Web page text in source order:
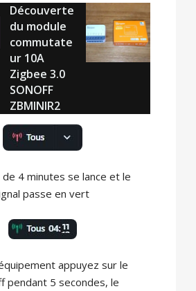
Découverte
du module
commutate
ur 10A
Zigbee 3.0
SONOFF
ZBMINIR2
4 minutes se lance et le
passe en vert
appuyez sur le
pendant 5 secondes, le